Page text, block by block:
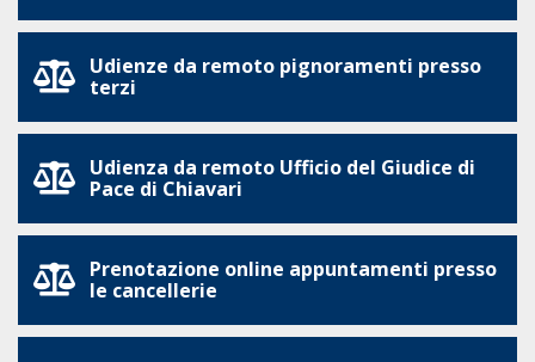
Udienze da remoto pignoramenti presso
terzi
Udienza da remoto Ufficio del Giudice di
Pace di Chiavari
Prenotazione online appuntamenti presso
le cancellerie